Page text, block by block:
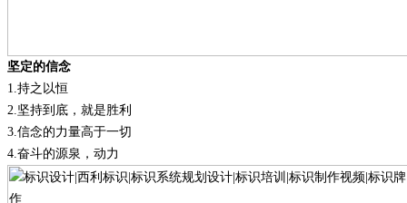
坚定的信念
1. 持之以恒
2. 坚持到底，就是胜利
3. 信念的力量高于一切
4. 奋斗的源泉，动力